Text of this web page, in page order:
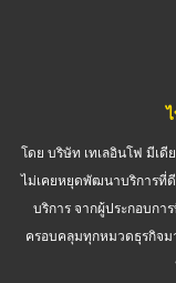
โดย บริษัท เทเลอินโฟ มีเดี
ไม่เคยหยุดพัฒนาบริการที่
บริการ จากผู้ประกอบกา
ครอบคลุมทุกหมวดธุรกิจม